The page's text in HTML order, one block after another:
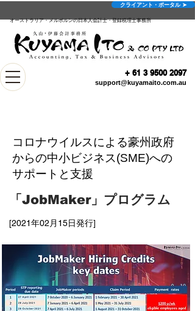
+ 61 3 9500 2097
support@kuyamaito.com.au
オーストラリア・メルボルンの日本人会計士・登録税理士事務所
クライアント・ポータル ➤
コロナウイルスによる豪州政府
からの中小ビジネス(SME)への
サポートと支援
「JobMaker」プログラム
[2021年02月15日発行]